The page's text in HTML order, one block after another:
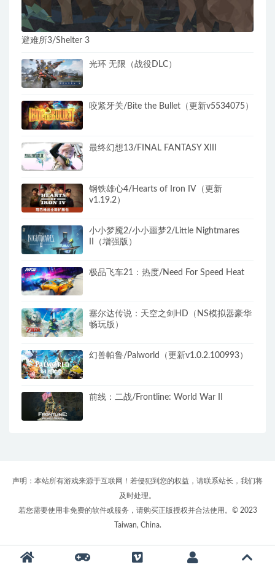
避难所3/Shelter 3
光环 无限（战役DLC）
咬紧牙关/Bite the Bullet（更新v5534075）
最终幻想13/FINAL FANTASY XIII
钢铁雄心4/Hearts of Iron IV（更新
v1.19.2）
小小梦魇2/小小噩梦2/Little Nightmares
II（增强版）
极品飞车21：热度/Need For Speed Heat
塞尔达传说：天空之剑HD（NS模拟器豪华
畅玩版）
幻兽帕鲁/Palworld（更新v1.0.2.100993）
前线：二战/Frontline: World War II
声明：本站所有游戏来源于互联网！若侵犯到您的权益，请联系站长，我们将
及时处理。
若您需要使用非免费的软件或服务，请购买正版授权并合法使用。© 2023
Taiwan, China.